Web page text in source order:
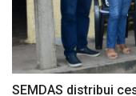
SEMDAS distribui